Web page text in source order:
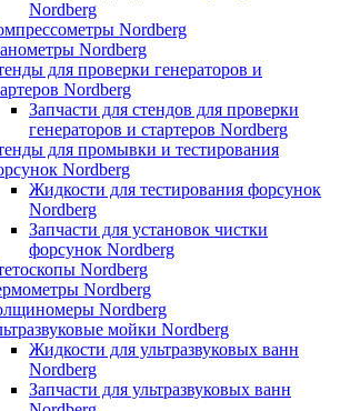
Nordberg
Nordberg
Nordberg
для проверки генераторов и
Nordberg
Запчасти для стендов для проверки
генераторов и стартеров Nordberg
для промывки и тестирования
Nordberg
Жидкости для тестирования форсунок
Nordberg
Запчасти для установок чистки
форсунок Nordberg
Nordberg
Nordberg
Nordberg
мойки Nordberg
Жидкости для ультразвуковых ванн
Nordberg
Запчасти для ультразвуковых ванн